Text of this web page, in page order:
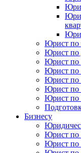
Юрист по
Юрист по
Юрист по
Юрист по
Юрист по
Юрист по
Юрист по
Бизнесу
Юрист по
Юрист по